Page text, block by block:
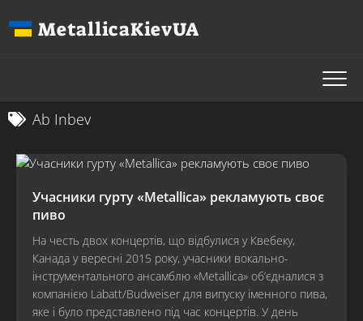
до
MetallicaKievUA
Ab Inbev
Учасники гурту «Metallica» рекламують своє
пиво
На честь двох концертів, що відбулися у Квебеку,
Канада у вересні 2015 року, учасники вокально-
інструментального ансамблю «Metallica» об’єдналися з
компанією Labatt/Budweiser для випуску іменного пива,
яке і було представлено під час концертів. У день